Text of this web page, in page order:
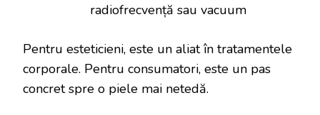
radiofrecvență sau vacuum
Pentru esteticieni, este un aliat în tratamentele
corporale. Pentru consumatori, este un pas
concret spre o piele mai netedă.